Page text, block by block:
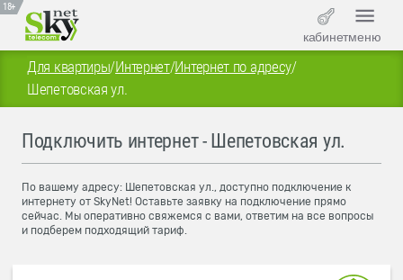
18+
кабинетменю
Для квартиры/Интернет/Интернет по адресу/
Шепетовская ул.
Подключить интернет - Шепетовская ул.
По вашему адресу: Шепетовская ул., доступно подключение к
интернету от SkyNet! Оставьте заявку на подключение прямо
сейчас. Мы оперативно свяжемся с вами, ответим на все вопросы
и подберем подходящий тариф.